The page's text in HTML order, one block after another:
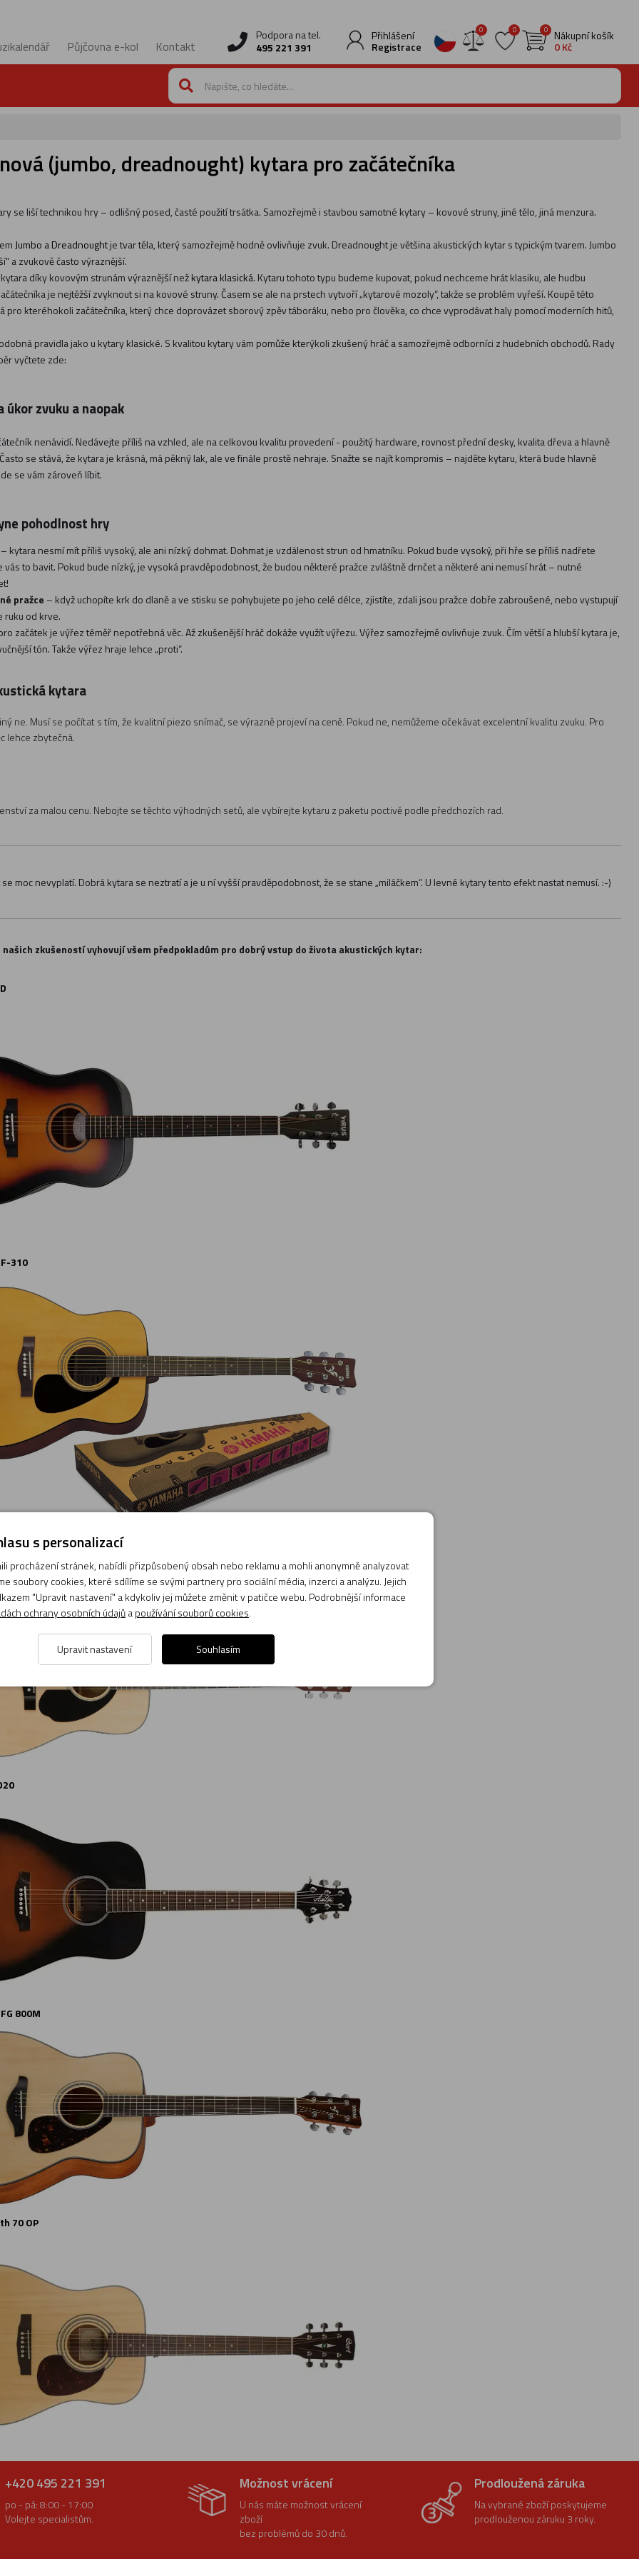
Půjčovna e-kol Kontakt
Podpora na tel.
495 221 391
Přihlášení
Registrace
0 0 Nákupní košík
0 Kč
0
(jumbo, dreadnought) kytara pro začátečníka
se liší technikou hry – odlišný posed, časté použití trsátka. Samozřejmě i stavbou samotné kytary – kovové struny, jiné tělo, jiná menzura.
Jumbo a Dreadnoughtje tvar těla, který samozřejmě hodně ovlivňuje zvuk. Dreadnought je většina akustických kytar s typickým tvarem. Jumbo
a zvukově často výraznější.
díky kovovým strunám výraznější nežkytara klasická. Kytaru tohoto typu budeme kupovat, pokud nechceme hrát klasiku, ale hudbu
je nejtěžší zvyknout si na kovové struny. Časem se ale na prstech vytvoří „kytarové mozoly“, takže se problém vyřeší. Koupě této
pro kteréhokoli začátečníka, který chce doprovázet sborový zpěv táboráku, nebo pro člověka, co chce vyprodávat haly pomocí moderních hitů,
pravidla jako u kytary klasické. S kvalitou kytary vám pomůže kterýkoli zkušený hráč a samozřejmě odborníci z hudebních obchodů. Rady
vyčtete zde:
úkor zvuku a naopak
nenávidí. Nedávejte příliš na vzhled, ale na celkovou kvalitu provedení - použitý hardware, rovnost přední desky, kvalita dřeva a hlavně
se stává, že kytara je krásná, má pěkný lak, ale ve finále prostě nehraje. Snažte se najít kompromis – najděte kytaru, která bude hlavně
se vám zároveň líbit.
pohodlnost hry
– kytara nesmí mít příliš vysoký, ale ani nízký dohmat. Dohmat je vzdálenost strun od hmatníku. Pokud bude vysoký, při hře se příliš nadřete
vás to bavit. Pokud bude nízký, je vysoká pravděpodobnost, že budou některé pražce zvláštně drnčet a některé ani nemusí hrát – nutné
pražce – když uchopíte krk do dlaně a ve stisku se pohybujete po jeho celé délce, zjistíte, zdali jsou pražce dobře zabroušené, nebo vystupují
ruku od krve.
začátek je výřez téměř nepotřebná věc. Až zkušenější hráč dokáže využít výřezu. Výřez samozřejmě ovlivňuje zvuk. Čím větší a hlubší kytara je,
tón. Takže výřez hraje lehce „proti“.
kytara
ne. Musí se počítat s tím, že kvalitní piezo snímač, se výrazně projeví na ceně. Pokud ne, nemůžeme očekávat excelentní kvalitu zvuku. Pro
lehce zbytečná.
za malou cenu. Nebojte se těchto výhodných setů, ale vybírejte kytaru z paketu poctivě podle předchozích rad.
se moc nevyplatí. Dobrá kytara se neztratí a je u ní vyšší pravděpodobnost, že se stane „miláčkem“. U levné kytary tento efekt nastat nemusí. :-)
zkušeností vyhovují všem předpokladům pro dobrý vstup do života akustických kytar:
310
60S
800M
70 OP
+420 495 221 391
po - pá: 8:00 - 17:00
Volejte specialistům.
Možnost vrácení
U nás máte možnost vrácení
zboží
bez problémů do 30 dnů.
Prodloužená záruka
Na vybrané zboží poskytujeme
prodlouženou záruku 3 roky.
s personalizací
procházení stránek, nabídli přizpůsobený obsah nebo reklamu a mohli anonymně analyzovat
soubory cookies, které sdílíme se svými partnery pro sociální média, inzerci a analýzu. Jejich
"Upravit nastavení" a kdykoliv jej můžete změnit v patičce webu. Podrobnější informace
ochrany osobních údajůapoužívání souborů cookies.
Upravit nastavení Souhlasím